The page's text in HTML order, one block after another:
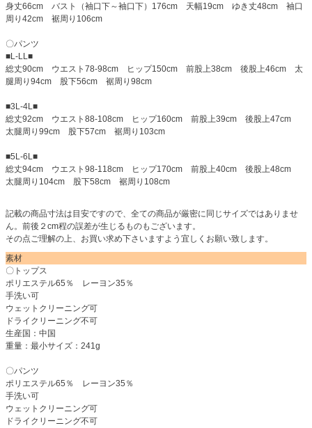
身丈66cm バスト（袖口下～袖口下）176cm 天幅19cm ゆき丈48cm 袖口
周り42cm 裾周り106cm
〇パンツ
■L-LL■
総丈90cm ウエスト78-98cm ヒップ150cm 前股上38cm 後股上46cm 太
腿周り94cm 股下56cm 裾周り98cm
■3L-4L■
総丈92cm ウエスト88-108cm ヒップ160cm 前股上39cm 後股上47cm
太腿周り99cm 股下57cm 裾周り103cm
■5L-6L■
総丈94cm ウエスト98-118cm ヒップ170cm 前股上40cm 後股上48cm
太腿周り104cm 股下58cm 裾周り108cm
記載の商品寸法は目安ですので、全ての商品が厳密に同じサイズではありませ
ん。前後２cm程の誤差が生じるものもございます。
その点ご理解の上、お買い求め下さいますよう宜しくお願い致します。
素材
〇トップス
ポリエステル65％ レーヨン35％
手洗い可
ウェットクリーニング可
ドライクリーニング不可
生産国：中国
重量：最小サイズ：241g
〇パンツ
ポリエステル65％ レーヨン35％
手洗い可
ウェットクリーニング可
ドライクリーニング不可